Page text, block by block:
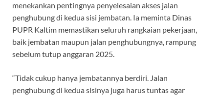
menekankan pentingnya penyelesaian akses jalan
penghubung di kedua sisi jembatan. Ia meminta Dinas
PUPR Kaltim memastikan seluruh rangkaian pekerjaan,
baik jembatan maupun jalan penghubungnya, rampung
sebelum tutup anggaran 2025.
“Tidak cukup hanya jembatannya berdiri. Jalan
penghubung di kedua sisinya juga harus tuntas agar